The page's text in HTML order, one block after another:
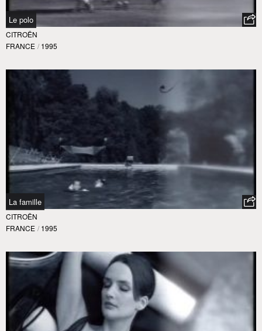
Le polo
CITROËN
FRANCE / 1995
La famille
CITROËN
FRANCE / 1995